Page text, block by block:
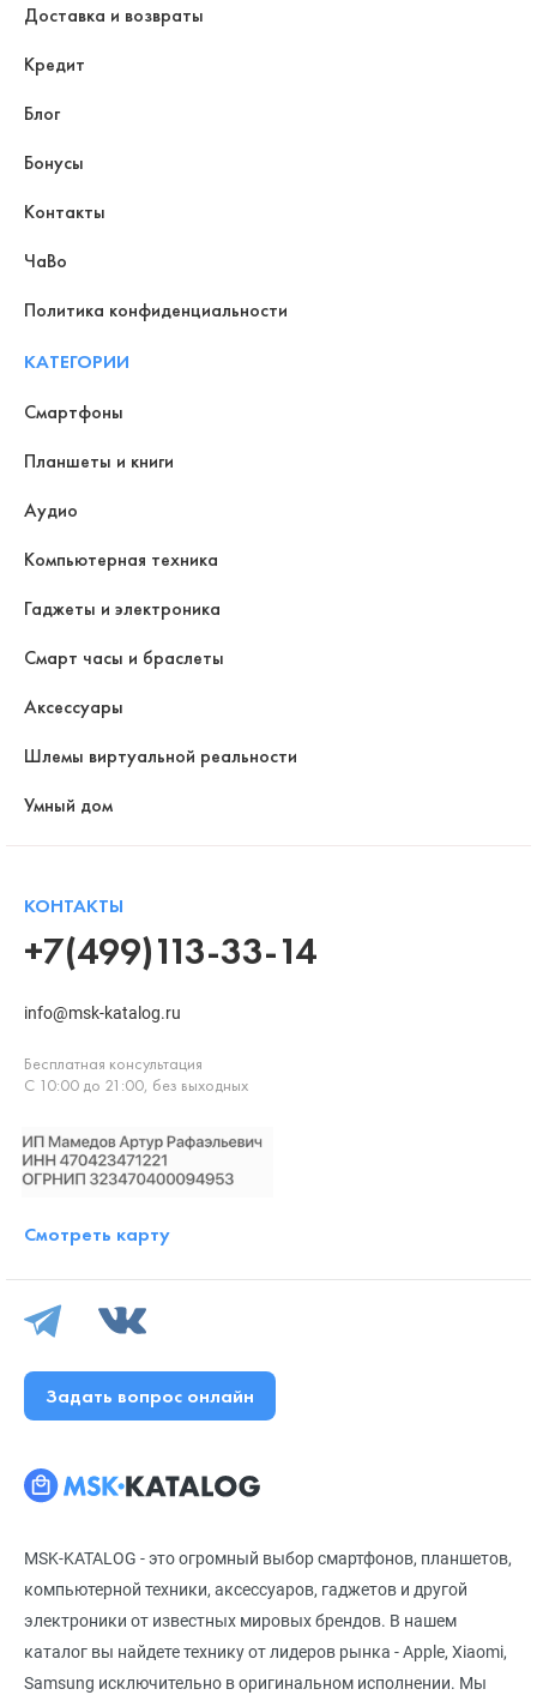
MSK-KATALOG - это огромный выбор смартфонов, планшетов,
компьютерной техники, аксессуаров, гаджетов и другой
электроники от известных мировых брендов. В нашем
каталог вы найдете технику от лидеров рынка - Apple, Xiaomi,
Samsung исключительно в оригинальном исполнении. Мы
Доставка и возвраты
Кредит
Блог
Бонусы
Контакты
ЧаВо
Политика конфиденциальности
КАТЕГОРИИ
Смартфоны
Планшеты и книги
Аудио
Компьютерная техника
Гаджеты и электроника
Смарт часы и браслеты
Аксессуары
Шлемы виртуальной реальности
Умный дом
КОНТАКТЫ
+7(499)113-33-14
info@msk-katalog.ru
Бесплатная консультация
С 10:00 до 21:00, без выходных
Смотреть карту
Задать вопрос онлайн